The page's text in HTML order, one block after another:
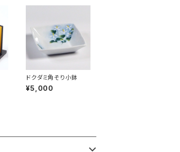
ドクダミ角そり小鉢
¥5,000